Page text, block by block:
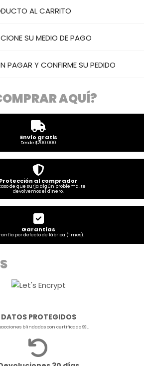
AL CARRITO
SU MEDIO DE PAGO
PAGAR Y CONFIRME SU PEDIDO
AQUÍ?
Envío gratis
Desde $200.000
Protección al comprador
de que surja algún problema, te
devolvemos el dinero.
Garantías
por defecto de fábrica (1 mes).
DATOS PROTEGIDOS
blindadas con certificado SSL.